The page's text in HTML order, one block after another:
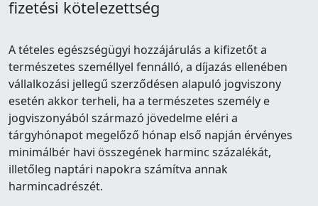
fizetési kötelezettség
A tételes egészségügyi hozzájárulás a kifizetőt a
természetes személlyel fennálló, a díjazás ellenében
vállalkozási jellegű szerződésen alapuló jogviszony
esetén akkor terheli, ha a természetes személy e
jogviszonyából származó jövedelme eléri a
tárgyhónapot megelőző hónap első napján érvényes
minimálbér havi összegének harminc százalékát,
illetőleg naptári napokra számítva annak
harmincadrészét.